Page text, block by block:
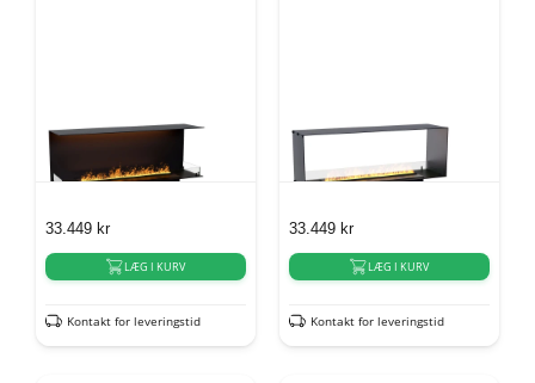
33.449 kr
LÆG I KURV
Kontakt for leveringstid
33.449 kr
LÆG I KURV
Kontakt for leveringstid